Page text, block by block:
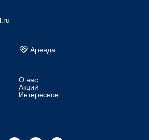
Аренда
О нас
Акции
Интересное